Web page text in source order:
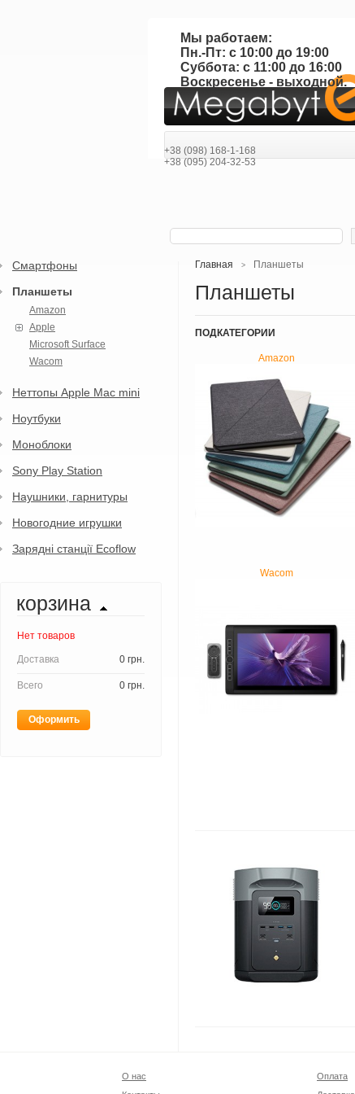
Мы работаем:
Пн.-Пт: с 10:00 до 19:00
Суббота: с 11:00 до 16:00
Воскресенье - выходной.
+38 (098) 168-1-168
+38 (095) 204-32-53
Смартфоны
Планшеты
Amazon
Apple
Microsoft Surface
Wacom
Неттопы Apple Mac mini
Ноутбуки
Моноблоки
Sony Play Station
Наушники, гарнитуры
Новогодние игрушки
Зарядні станції Ecoflow
корзина
Нет товаров
Доставка 0 грн.
Всего 0 грн.
Оформить
Главная > Планшеты
Планшеты
ПОДКАТЕГОРИИ
Amazon
Wacom
О нас
Оплата